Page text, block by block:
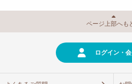
ページ上部へも
ログイン・